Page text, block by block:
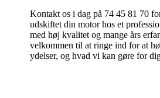
Kontakt os i dag på 74 45 81 70
udskiftet din motor hos et
med høj kvalitet og mange års
velkommen til at ringe ind for at
ydelser, og hvad vi kan gøre for